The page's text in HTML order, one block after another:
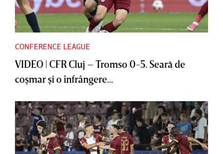
CONFERENCE LEAGUE
VIDEO | CFR Cluj – Tromso 0-5. Seară de
coşmar şi o înfrângere...